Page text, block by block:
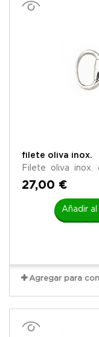
filete oliva inox.
Filete oliva inox.
27,00 €
Añadir
Agregar para